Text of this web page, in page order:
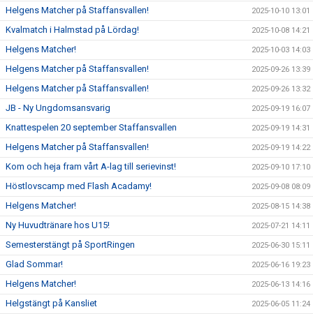
Helgens Matcher på Staffansvallen! 2025-10-10 13:01
Kvalmatch i Halmstad på Lördag! 2025-10-08 14:21
Helgens Matcher! 2025-10-03 14:03
Helgens Matcher på Staffansvallen! 2025-09-26 13:39
Helgens Matcher på Staffansvallen! 2025-09-26 13:32
JB - Ny Ungdomsansvarig 2025-09-19 16:07
Knattespelen 20 september Staffansvallen 2025-09-19 14:31
Helgens Matcher på Staffansvallen! 2025-09-19 14:22
Kom och heja fram vårt A-lag till serievinst! 2025-09-10 17:10
Höstlovscamp med Flash Acadamy! 2025-09-08 08:09
Helgens Matcher! 2025-08-15 14:38
Ny Huvudtränare hos U15! 2025-07-21 14:11
Semesterstängt på SportRingen 2025-06-30 15:11
Glad Sommar! 2025-06-16 19:23
Helgens Matcher! 2025-06-13 14:16
Helgstängt på Kansliet 2025-06-05 11:24